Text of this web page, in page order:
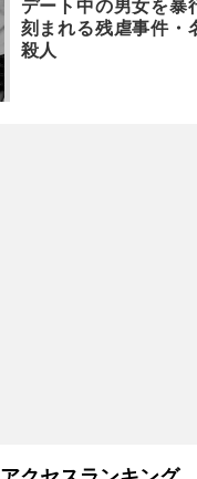
デート中の男女を
刻まれる残虐事件・
殺人